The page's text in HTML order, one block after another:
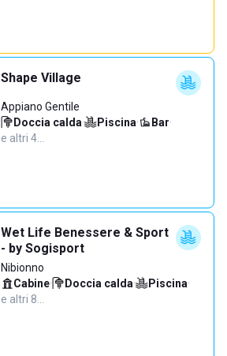
Shape Village
Appiano Gentile
Doccia calda· Piscina· Bar·
e altri 4…
Wet Life Benessere & Sport
- by Sogisport
Nibionno
Cabine· Doccia calda· Piscina·
e altri 8…